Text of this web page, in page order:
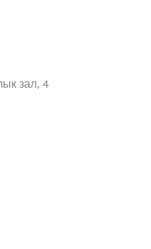
зал, 4